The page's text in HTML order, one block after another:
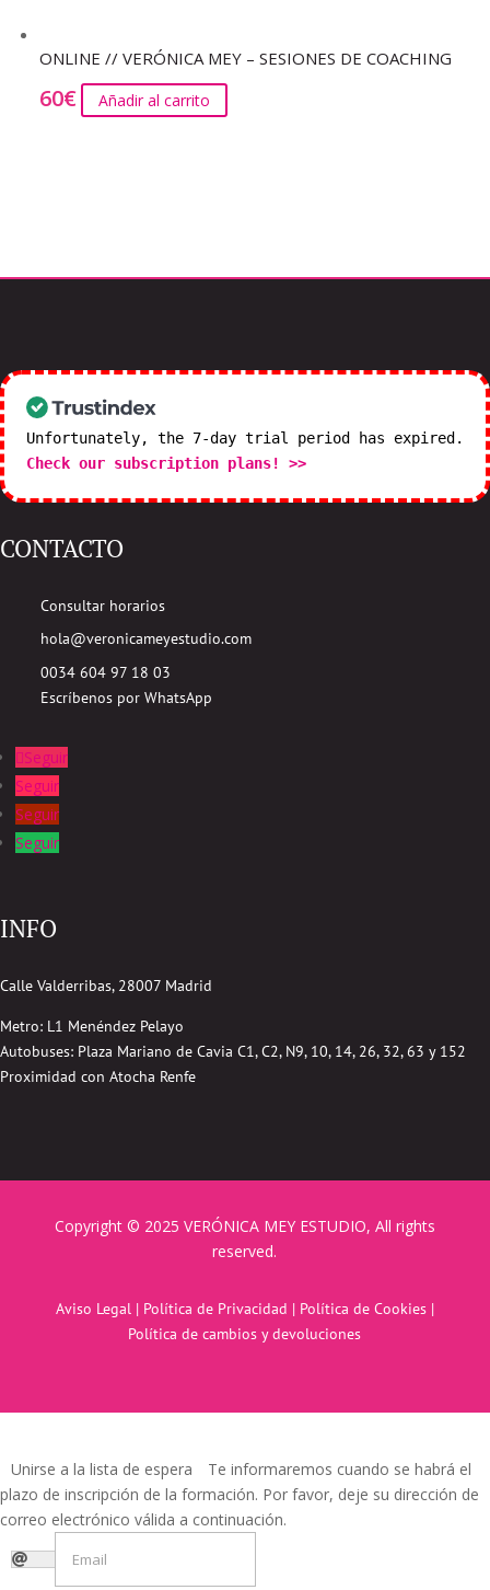
ONLINE // VERÓNICA MEY – SESIONES DE COACHING
60€ Añadir al carrito
Unfortunately, the 7-day trial period has expired.
Check our subscription plans! >>
CONTACTO
Consultar horarios
hola@veronicameyestudio.com
0034 604 97 18 03
Escríbenos por WhatsApp
Seguir
Seguir
Seguir
Seguir
INFO
Calle Valderribas, 28007 Madrid
Metro: L1 Menéndez Pelayo
Autobuses: Plaza Mariano de Cavia C1, C2, N9, 10, 14, 26, 32, 63 y 152
Proximidad con Atocha Renfe
Copyright © 2025 VERÓNICA MEY ESTUDIO, All rights
reserved.
Aviso Legal| Política de Privacidad | Política de Cookies|
Política de cambios y devoluciones
Unirse a la lista de espera
Te informaremos cuando se habrá el
plazo de inscripción de la formación. Por favor, deje su dirección de
correo electrónico válida a continuación.